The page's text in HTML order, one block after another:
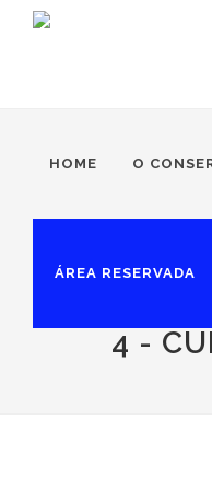
HOME O
ÁREA RESERVADA
4 -